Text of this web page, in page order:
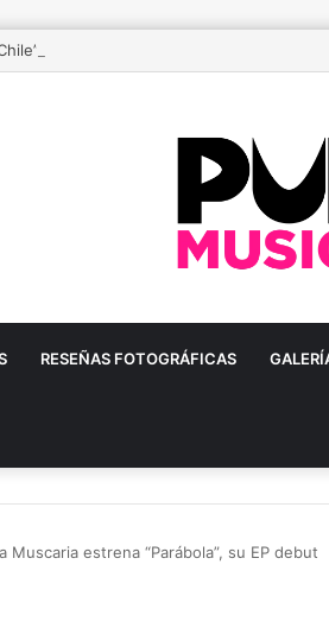
Ñuñoa prepara una gran fiesta
RESEÑAS FOTOGRÁFICAS
Muscaria estrena “Parábola”, su EP debut